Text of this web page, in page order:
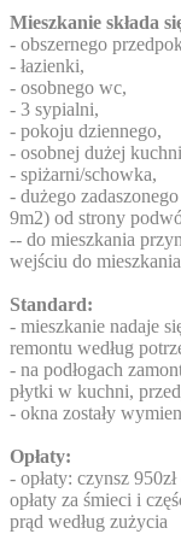
Mieszkanie składa
- obszernego
- łazienki,
- osobnego wc,
- 3 sypialni,
- pokoju dziennego,
- osobnej dużej
- spiżarni/schowka,
- dużego
9m2) od strony
-- do mieszkania
wejściu do
Standard:
- mieszkanie nadaje
remontu według
- na podłogach
płytki w kuchni,
- okna zostały
Opłaty:
- opłaty: czynsz
opłaty za śmieci i
prąd według zużycia